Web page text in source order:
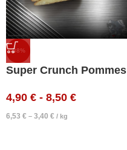
-38%
Super Crunch Pommes
4,90 € - 8,50 €
6,53 € – 3,40 € / kg